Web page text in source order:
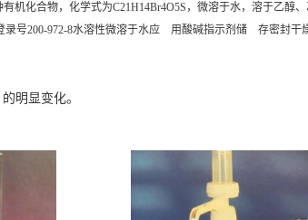
机化合物，化学式为C21H14Br4O5S，微溶于水，溶于乙醇
录号200-972-8水溶性微溶于水应 用酸碱指示剂储 存密封干
明显变化。